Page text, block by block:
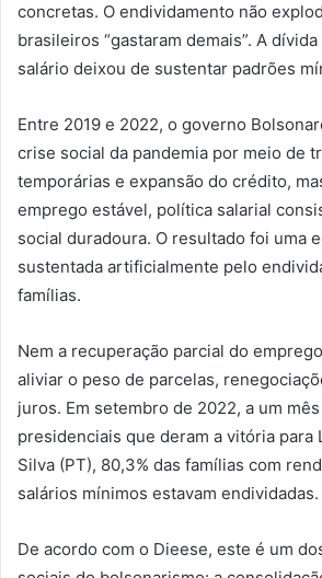
concretas. O endividamento não
brasileiros “gastaram demais”. A
salário deixou de sustentar padrões
Entre 2019 e 2022, o governo
crise social da pandemia por meio de
temporárias e expansão do crédito,
emprego estável, política salarial
social duradoura. O resultado foi uma
sustentada artificialmente pelo
famílias.
Nem a recuperação parcial do
aliviar o peso de parcelas,
juros. Em setembro de 2022, a um
presidenciais que deram a vitória para
Silva (PT), 80,3% das famílias com
salários mínimos estavam endividadas.
De acordo com o Dieese, este é um